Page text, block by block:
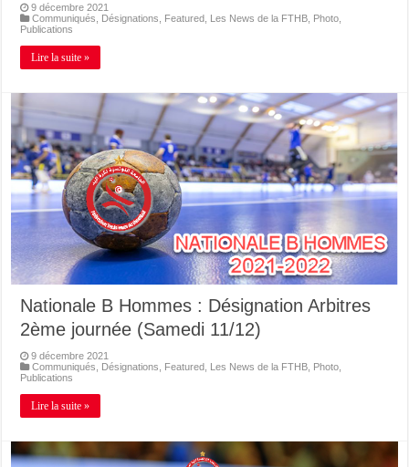
9 décembre 2021
Communiqués
Désignations Featured Les News de la FTHB Photo
Publications
Lire la suite »
Nationale B Hommes : Désignation Arbitres
2ème journée (Samedi 11/12)
9 décembre 2021
Communiqués
Désignations Featured Les News de la FTHB Photo
Publications
Lire la suite »